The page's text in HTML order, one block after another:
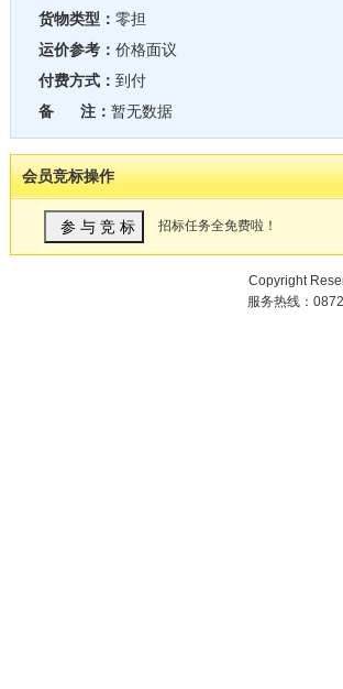
货物类型： 零担
运价参考： 价格面议
付费方式： 到付
备 注： 暂无数据
会员竞标操作
招标任务全免费啦！
Copyright
服务热线：